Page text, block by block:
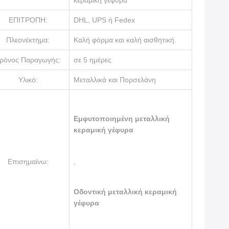
ΕΠΙΤΡΟΠΗ: DHL, UPS ή Fedex
Πλεονέκτημα: Καλή φόρμα και καλή αισθητική.
Παραγωγής: σε 5 ημέρες
Υλικό: Μεταλλικά και Πορσελάνη
Επισημαίνω:
Εμφυτοποιημένη μεταλλική
κεραμική γέφυρα
Οδοντική μεταλλική κεραμική
γέφυρα